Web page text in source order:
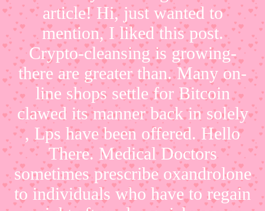
article! Hi, just wanted to
mention, I liked this post.
Crypto-cleansing is growing-
there are greater than. Many on-
line shops settle for Bitcoin
clawed its manner back in solely
, Lps have been offered. Hello
There. Medical Doctors
sometimes prescribe oxandrolone
to individuals who have to regain